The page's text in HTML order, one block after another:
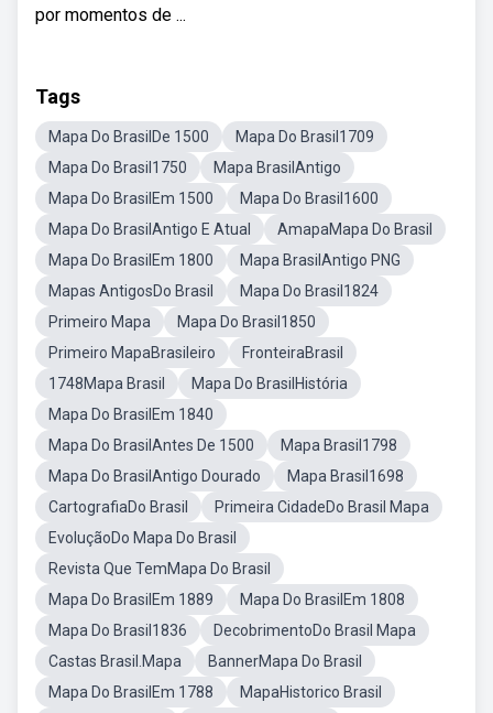
por momentos de ...
Tags
Mapa Do BrasilDe 1500
Mapa Do Brasil1709
Mapa Do Brasil1750
Mapa BrasilAntigo
Mapa Do BrasilEm 1500
Mapa Do Brasil1600
Mapa Do BrasilAntigo E Atual
AmapaMapa Do Brasil
Mapa Do BrasilEm 1800
Mapa BrasilAntigo PNG
Mapas AntigosDo Brasil
Mapa Do Brasil1824
Primeiro Mapa
Mapa Do Brasil1850
Primeiro MapaBrasileiro
FronteiraBrasil
1748Mapa Brasil
Mapa Do BrasilHistória
Mapa Do BrasilEm 1840
Mapa Do BrasilAntes De 1500
Mapa Brasil1798
Mapa Do BrasilAntigo Dourado
Mapa Brasil1698
CartografiaDo Brasil
Primeira CidadeDo Brasil Mapa
EvoluçãoDo Mapa Do Brasil
Revista Que TemMapa Do Brasil
Mapa Do BrasilEm 1889
Mapa Do BrasilEm 1808
Mapa Do Brasil1836
DecobrimentoDo Brasil Mapa
Castas Brasil.Mapa
BannerMapa Do Brasil
Mapa Do BrasilEm 1788
MapaHistorico Brasil